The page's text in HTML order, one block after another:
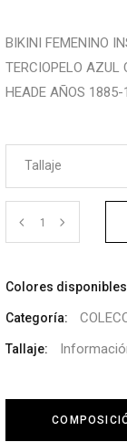
BIKINI FEMENINO
TERCIOPELO AZUL
HEADE AÑOS
Tallaje
Cantidad
Colores
Categoría:
Tallaje: